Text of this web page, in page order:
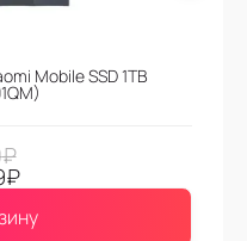
Mobile SSD 1TB
₽
₽